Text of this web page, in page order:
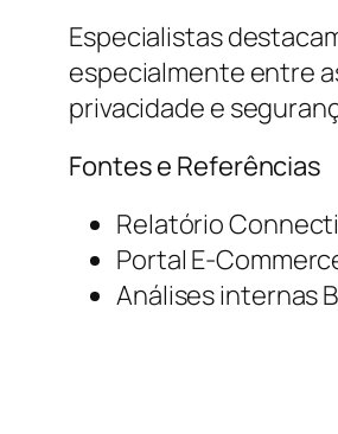
Especialistas
especialmente entre
privacidade e
Fontes e Referências
Relatório
Portal E-
Análises internas